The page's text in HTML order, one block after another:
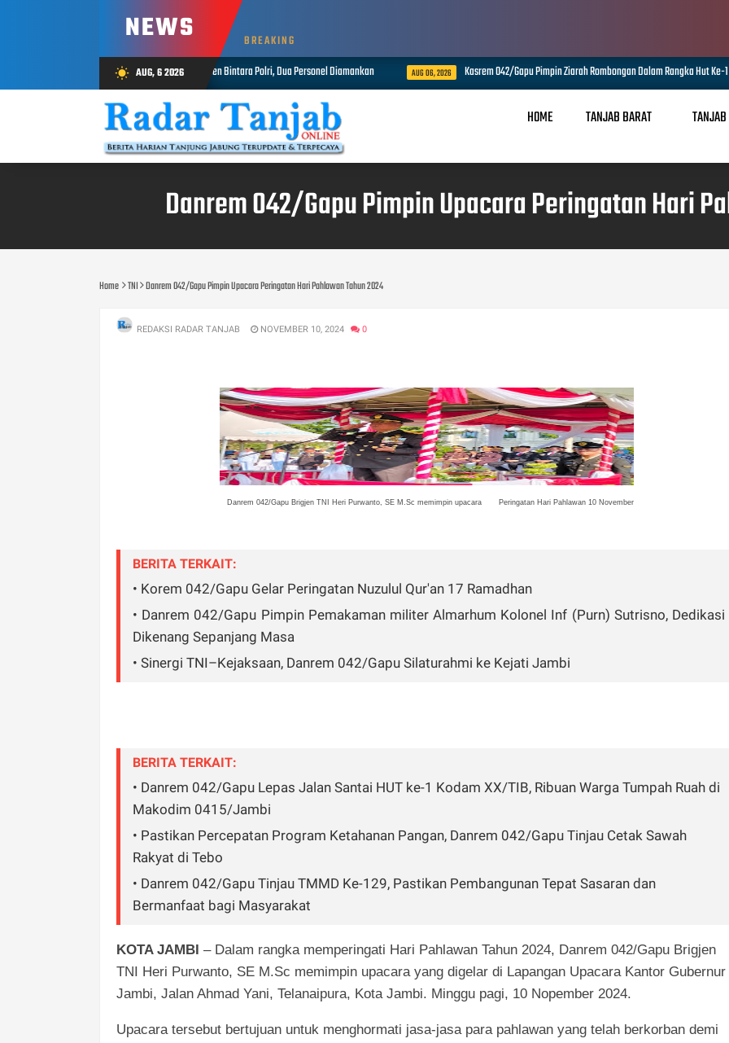
NEWS BREAKING
wb_sunny AUG, 6 2026
Tegas Dugaan Penipuan Rekrutmen Bintara Polri, Dua Personel Diamankan AUG 06, 2026 Kasrem 042/Gapu Pimpin Ziarah Rombongan Dalam Rangka Hut Ke-1 Kodam XX/
HOME TANJAB BARAT
Danrem 042/Gapu Pimpin Upacara Peringatan Hari
Home TNI Danrem 042/Gapu Pimpin Upacara Peringatan Hari Pahlawan Tahun 2024
REDAKSI RADAR TANJAB NOVEMBER 10, 2024 0
Danrem 042/Gapu Brigjen TNI Heri Purwanto, SE M.Sc memimpin upacara Peringatan Hari Pahlawan 10 November
BERITA TERKAIT:
• Korem 042/Gapu Gelar Peringatan Nuzulul Qur'an 17 Ramadhan
• Danrem 042/Gapu Pimpin Pemakaman militer Almarhum Kolonel Inf (Purn) Sutrisno, Dedikasi
Dikenang Sepanjang Masa
• Sinergi TNI–Kejaksaan, Danrem 042/Gapu Silaturahmi ke Kejati Jambi
BERITA TERKAIT:
• Danrem 042/Gapu Lepas Jalan Santai HUT ke-1 Kodam XX/TIB, Ribuan Warga Tumpah Ruah di
Makodim 0415/Jambi
• Pastikan Percepatan Program Ketahanan Pangan, Danrem 042/Gapu Tinjau Cetak Sawah
Rakyat di Tebo
• Danrem 042/Gapu Tinjau TMMD Ke-129, Pastikan Pembangunan Tepat Sasaran dan
Bermanfaat bagi Masyarakat
KOTA JAMBI – Dalam rangka memperingati Hari Pahlawan Tahun 2024, Danrem 042/Gapu Brigjen
TNI Heri Purwanto, SE M.Sc memimpin upacara yang digelar di Lapangan Upacara Kantor Gubernur
Jambi, Jalan Ahmad Yani, Telanaipura, Kota Jambi. Minggu pagi, 10 Nopember 2024.
Upacara tersebut bertujuan untuk menghormati jasa-jasa para pahlawan yang telah berkorban demi